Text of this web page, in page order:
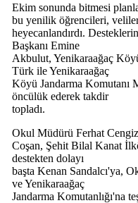
Ekim sonunda bitmesi
bu yenilik öğrencileri,
heyecanlandırdı.
Başkanı Emine
Akbulut, Yenikaraağaç
Türk ile Yenikaraağaç
Köyü Jandarma Komutanı
öncülük ederek takdir
topladı.
Okul Müdürü Ferhat Cengiz
Coşan, Şehit Bilal Kanat
destekten dolayı
başta Kenan Sandalcı'ya,
ve Yenikaraağaç
Jandarma Komutanlığı'na